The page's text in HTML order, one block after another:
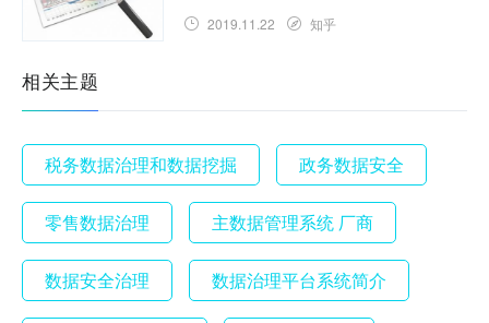
2019.11.22 知乎
相关主题
税务数据治理和数据挖掘 政务数据安全
零售数据治理 主数据管理系统 厂商
数据安全治理 数据治理平台系统简介